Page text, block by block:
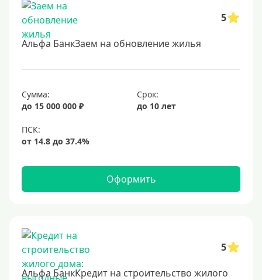
5
Альфа БанкЗаем на обновление жилья
Сумма:
до 15 000 000 ₽
Срок:
до 10 лет
Оформить
5
Альфа БанкКредит на строительство жилого